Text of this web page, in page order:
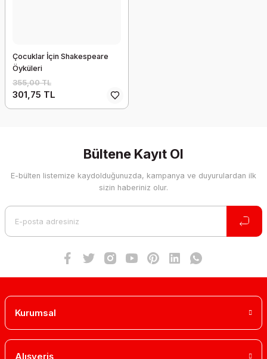
Çocuklar İçin Shakespeare
Öyküleri
355,00 TL
301,75 TL
Bültene Kayıt Ol
E-bülten listemize kaydolduğunuzda, kampanya ve duyurulardan ilk
sizin haberiniz olur.
Kurumsal
Alışveriş